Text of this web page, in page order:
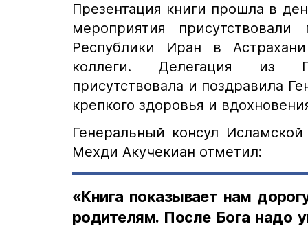
Презентация книги прошла в
мероприятия
Республики Иран в
коллеги. Делегация из
присутствовала и поздравила
крепкого здоровья и
Генеральный консул
Мехди Акучекиан отметил:
«Книга показывает нам
родителям. После Бога надо